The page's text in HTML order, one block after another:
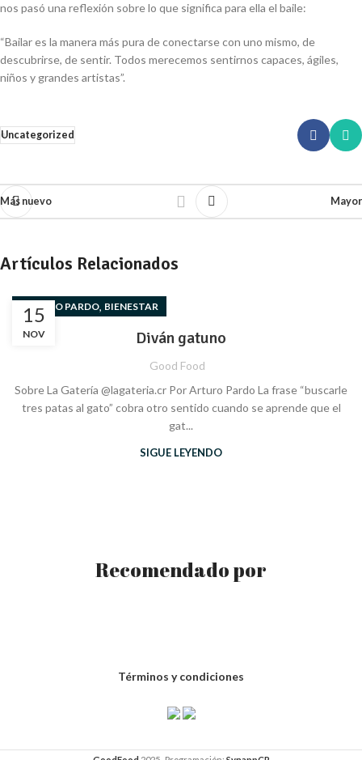
nos pasó una reflexión sobre lo que significa para ella el baile:
“Bailar es la manera más pura de conectarse con uno mismo, de
descubrirse, de sentir. Todos merecemos sentirnos capaces, ágiles,
niños y grandes artistas”.
Uncategorized
Más nuevo Mayor
Artículos Relacionados
15
NOV
ARTURO PARDO, BIENESTAR
Diván gatuno
Good Food
Sobre La Gatería @lagateria.cr Por Arturo Pardo La frase “buscarle
tres patas al gato” cobra otro sentido cuando se aprende que el
gat...
SIGUE LEYENDO
Recomendado por
Términos y condiciones